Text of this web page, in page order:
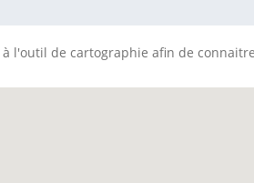
à l'outil de cartographie afin de